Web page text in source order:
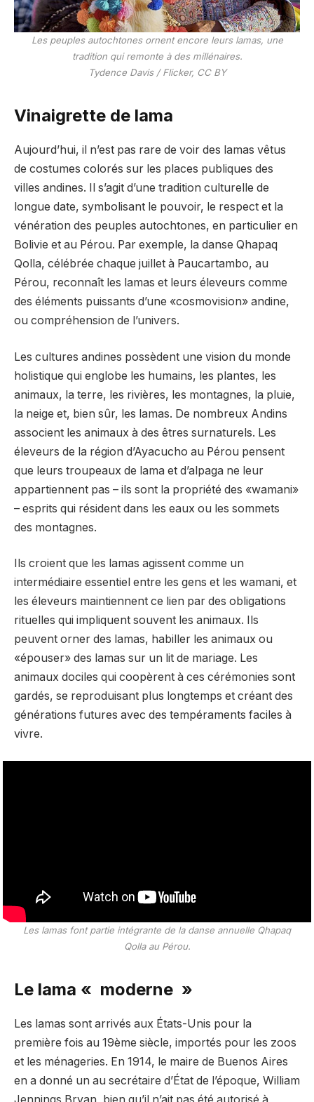
Les peuples autochtones ornent encore leurs lamas, une
tradition qui remonte à des millénaires.
Tydence Davis / Flicker, CC BY
Vinaigrette de lama
Aujourd’hui, il n’est pas rare de voir des lamas vêtus
de costumes colorés sur les places publiques des
villes andines. Il s’agit d’une tradition culturelle de
longue date, symbolisant le pouvoir, le respect et la
vénération des peuples autochtones, en particulier en
Bolivie et au Pérou. Par exemple, la danse Qhapaq
Qolla, célébrée chaque juillet à Paucartambo, au
Pérou, reconnaît les lamas et leurs éleveurs comme
des éléments puissants d’une «cosmovision» andine,
ou compréhension de l’univers.
Les cultures andines possèdent une vision du monde
holistique qui englobe les humains, les plantes, les
animaux, la terre, les rivières, les montagnes, la pluie,
la neige et, bien sûr, les lamas. De nombreux Andins
associent les animaux à des êtres surnaturels. Les
éleveurs de la région d’Ayacucho au Pérou pensent
que leurs troupeaux de lama et d’alpaga ne leur
appartiennent pas – ils sont la propriété des «wamani»
– esprits qui résident dans les eaux ou les sommets
des montagnes.
Ils croient que les lamas agissent comme un
intermédiaire essentiel entre les gens et les wamani, et
les éleveurs maintiennent ce lien par des obligations
rituelles qui impliquent souvent les animaux. Ils
peuvent orner des lamas, habiller les animaux ou
«épouser» des lamas sur un lit de mariage. Les
animaux dociles qui coopèrent à ces cérémonies sont
gardés, se reproduisant plus longtemps et créant des
générations futures avec des tempéraments faciles à
vivre.
Les lamas font partie intégrante de la danse annuelle Qhapaq
Qolla au Pérou.
Le lama « moderne »
Les lamas sont arrivés aux États-Unis pour la
première fois au 19ème siècle, importés pour les zoos
et les ménageries. En 1914, le maire de Buenos Aires
en a donné un au secrétaire d’État de l’époque, William